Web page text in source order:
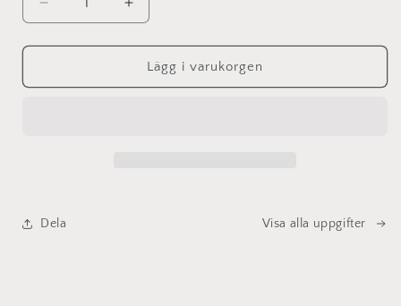
Minska
kvantitet
för
dig
Öka
kvantitet
för
dig
Lägg i varukorgen
Dela Visa alla uppgifter